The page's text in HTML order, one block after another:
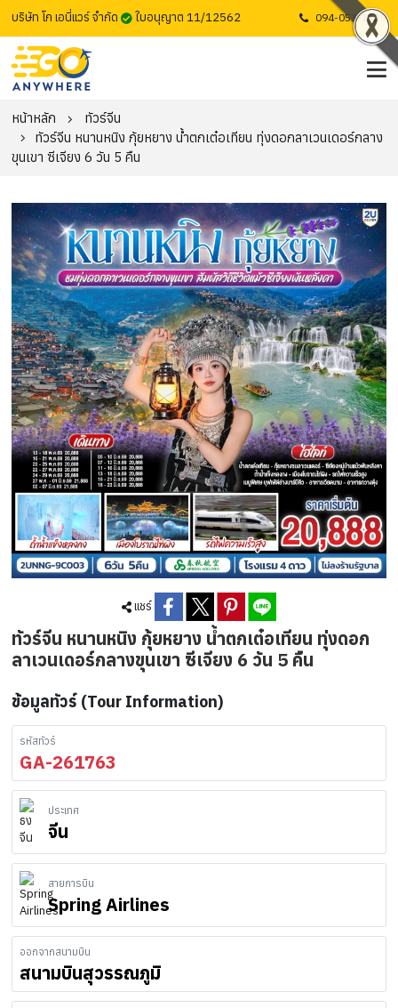
บริษัท โก เอนี่แวร์ จำกัด ใบอนุญาต 11/12562 094-053-1725
หน้าหลัก
ทัวร์จีน
ทัวร์จีน หนานหนิง กุ้ยหยาง น้ำตกเต๋อเทียน ทุ่งดอกลาเวนเดอร์กลาง
ขุนเขา ซีเจียง 6 วัน 5 คืน
แชร์
ทัวร์จีน หนานหนิง กุ้ยหยาง น้ำตกเต๋อเทียน ทุ่งดอก
ลาเวนเดอร์กลางขุนเขา ซีเจียง 6 วัน 5 คืน
ข้อมูลทัวร์ (Tour Information)
รหัสทัวร์
GA-261763
ประเทศ
จีน
สายการบิน
Spring Airlines
ออกจากสนามบิน
สนามบินสุวรรณภูมิ